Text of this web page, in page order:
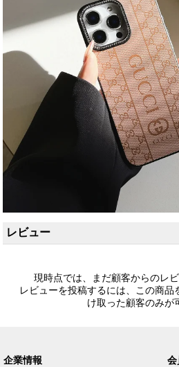
レビュー
現時点では、まだ顧客からのレ
レビューを投稿するには、この商品
け取った顧客のみが
企業情報 会